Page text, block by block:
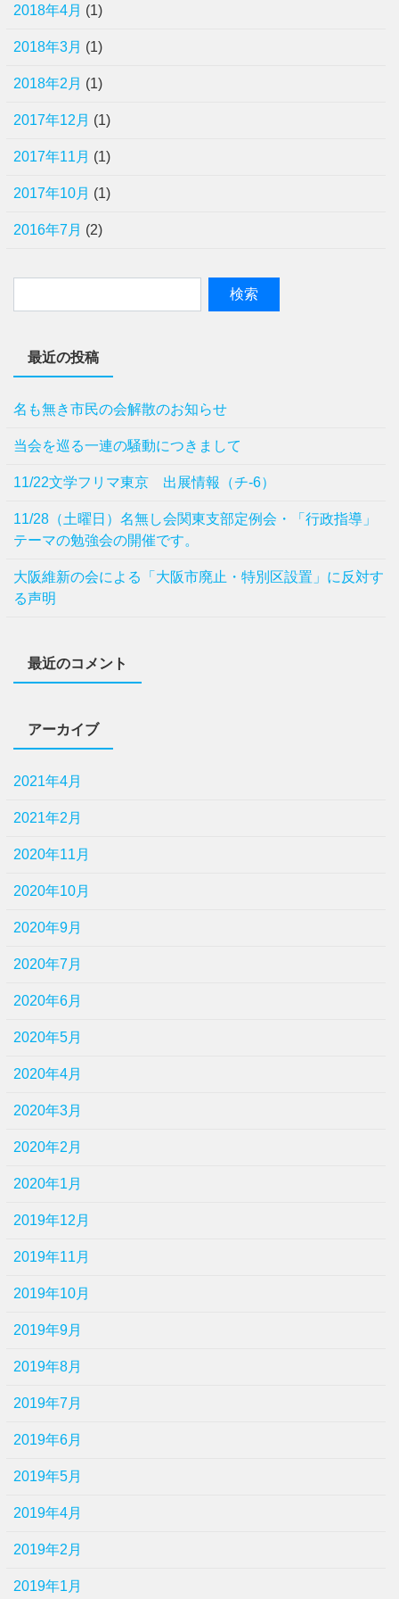
2018年4月 (1)
2018年3月 (1)
2018年2月 (1)
2017年12月 (1)
2017年11月 (1)
2017年10月 (1)
2016年7月 (2)
最近の投稿
名も無き市民の会解散のお知らせ
当会を巡る一連の騒動につきまして
11/22文学フリマ東京 出展情報（チ-6）
11/28（土曜日）名無し会関東支部定例会・「行政指導」
テーマの勉強会の開催です。
⼤阪維新の会による「⼤阪市廃⽌・特別区設置」に反対す
る声明
最近のコメント
アーカイブ
2021年4月
2021年2月
2020年11月
2020年10月
2020年9月
2020年7月
2020年6月
2020年5月
2020年4月
2020年3月
2020年2月
2020年1月
2019年12月
2019年11月
2019年10月
2019年9月
2019年8月
2019年7月
2019年6月
2019年5月
2019年4月
2019年2月
2019年1月